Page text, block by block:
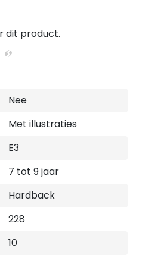
dit product.
Nee
Met illustraties
E3
7 tot 9 jaar
Hardback
228
10